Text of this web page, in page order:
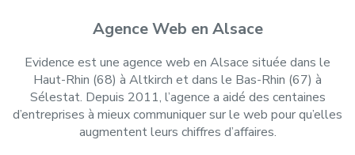
Agence Web en Alsace
Evidence est une agence web en Alsace située dans le
Haut-Rhin (68) à Altkirch et dans le Bas-Rhin (67) à
Sélestat. Depuis 2011, l’agence a aidé des centaines
d’entreprises à mieux communiquer sur le web pour qu’elles
augmentent leurs chiffres d’affaires.